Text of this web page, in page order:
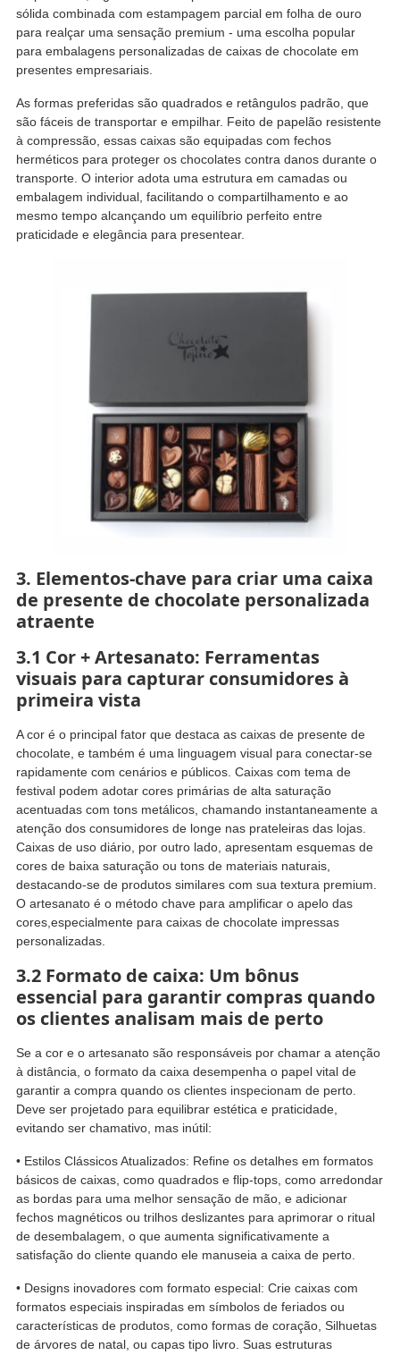
sólida combinada com estampagem parcial em folha de ouro
para realçar uma sensação premium - uma escolha popular
para embalagens personalizadas de caixas de chocolate em
presentes empresariais.
As formas preferidas são quadrados e retângulos padrão, que
são fáceis de transportar e empilhar. Feito de papelão resistente
à compressão, essas caixas são equipadas com fechos
herméticos para proteger os chocolates contra danos durante o
transporte. O interior adota uma estrutura em camadas ou
embalagem individual, facilitando o compartilhamento e ao
mesmo tempo alcançando um equilíbrio perfeito entre
praticidade e elegância para presentear.
3. Elementos-chave para criar uma caixa
de presente de chocolate personalizada
atraente
3.1 Cor + Artesanato: Ferramentas
visuais para capturar consumidores à
primeira vista
A cor é o principal fator que destaca as caixas de presente de
chocolate, e também é uma linguagem visual para conectar-se
rapidamente com cenários e públicos. Caixas com tema de
festival podem adotar cores primárias de alta saturação
acentuadas com tons metálicos, chamando instantaneamente a
atenção dos consumidores de longe nas prateleiras das lojas.
Caixas de uso diário, por outro lado, apresentam esquemas de
cores de baixa saturação ou tons de materiais naturais,
destacando-se de produtos similares com sua textura premium.
O artesanato é o método chave para amplificar o apelo das
cores,especialmente para caixas de chocolate impressas
personalizadas.
3.2 Formato de caixa: Um bônus
essencial para garantir compras quando
os clientes analisam mais de perto
Se a cor e o artesanato são responsáveis ​​por chamar a atenção
à distância, o formato da caixa desempenha o papel vital de
garantir a compra quando os clientes inspecionam de perto.
Deve ser projetado para equilibrar estética e praticidade,
evitando ser chamativo, mas inútil:
• Estilos Clássicos Atualizados: Refine os detalhes em formatos
básicos de caixas, como quadrados e flip-tops, como arredondar
as bordas para uma melhor sensação de mão, e adicionar
fechos magnéticos ou trilhos deslizantes para aprimorar o ritual
de desembalagem, o que aumenta significativamente a
satisfação do cliente quando ele manuseia a caixa de perto.
• Designs inovadores com formato especial: Crie caixas com
formatos especiais inspiradas em símbolos de feriados ou
características de produtos, como formas de coração, Silhuetas
de árvores de natal, ou capas tipo livro. Suas estruturas